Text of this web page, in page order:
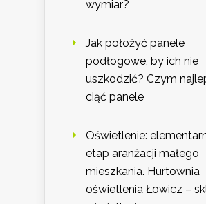
wymiar?
Jak położyć panele
podłogowe, by ich nie
uszkodzić? Czym
ciąć panele
Oświetlenie:
etap aranżacji małego
mieszkania. Hurtownia
oświetlenia Łowicz –